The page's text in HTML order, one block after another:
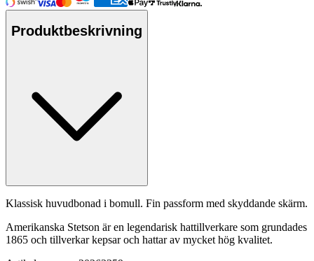
Produktbeskrivning
Klassisk huvudbonad i bomull. Fin passform med skyddande skärm.
Amerikanska Stetson är en legendarisk hattillverkare som grundades
1865 och tillverkar kepsar och hattar av mycket hög kvalitet.